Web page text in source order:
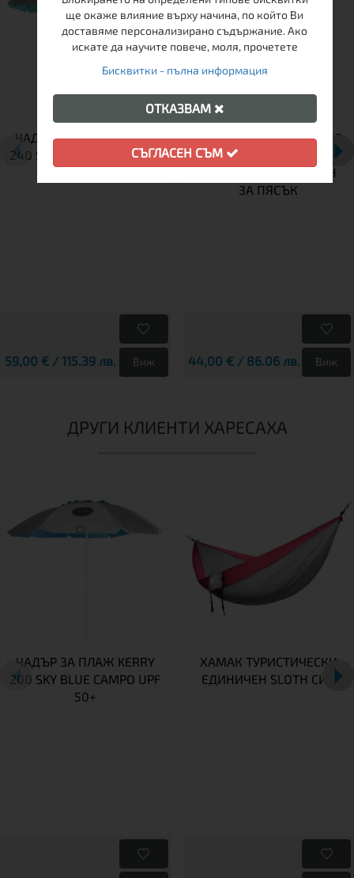
ЧАДЪР ЗА ПЛАЖ RETRO
240 SKY BLUE CAMPO UPF
50+
59,00 € / 115.39 лв. Виж
СГЪВАЕМ ПЛАЖЕН СТОЛ
CAMPO BEACH 1 –
УЛТРАЛЕК И СТАБИЛЕН
ЗА ПЯСЪК
44,00 € / 86.06 лв. Виж
ДРУГИ КЛИЕНТИ ХАРЕСАХА
ЧАДЪР ЗА ПЛАЖ KERRY
200 SKY BLUE CAMPO UPF
50+
ХАМАК ТУРИСТИЧЕСКИ
ЕДИНИЧЕН SLOTH СИВ
ще окаже влияние върху начина, по който Ви
доставяме персонализирано съдържание. Ако
искате да научите повече, моля, прочетете
Бисквитки - пълна информация
ОТКАЗВАМ
СЪГЛАСЕН СЪМ